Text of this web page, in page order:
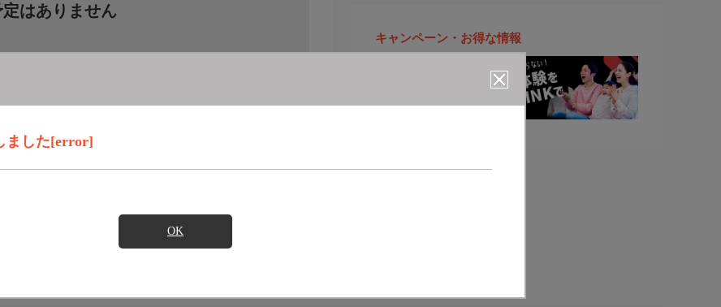
ました[error]
OK
はありません
キャンペーン・お得な情報